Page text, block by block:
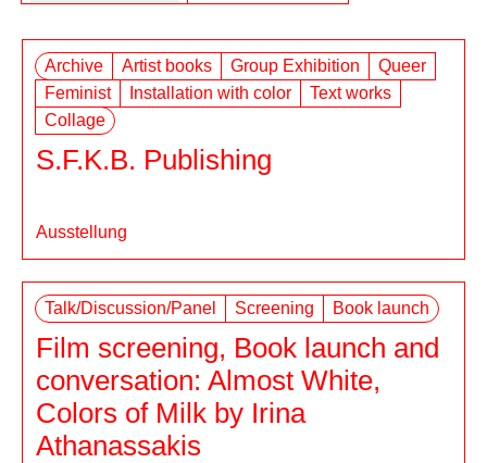
Archive Artist books Group Exhibition
Queer
Feminist
Installation with color
Text works
Collage
S.F.K.B. Publishing
Ausstellung
Talk/Discussion/Panel Screening Book launch
Film screening, Book launch and
conversation: Almost White,
Colors of Milk by Irina
Athanassakis